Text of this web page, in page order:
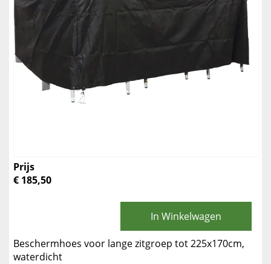
Prijs
€ 185,50
In Winkelwagen
Beschermhoes voor lange zitgroep tot 225x170cm,
waterdicht